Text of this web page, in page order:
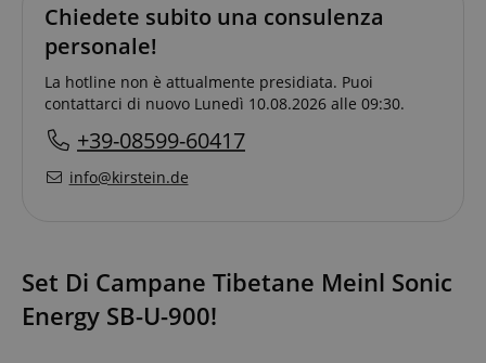
Chiedete subito una consulenza
personale!
La hotline non è attualmente presidiata. Puoi
contattarci di nuovo Lunedì 10.08.2026 alle 09:30.
+39-08599-60417
info@kirstein.de
Set Di Campane Tibetane Meinl Sonic
Energy SB-U-900!